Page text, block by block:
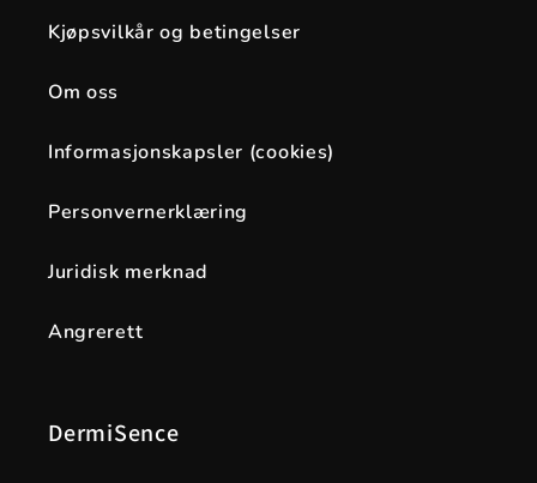
Kjøpsvilkår og betingelser
Om oss
Informasjonskapsler (cookies)
Personvernerklæring
Juridisk merknad
Angrerett
DermiSence